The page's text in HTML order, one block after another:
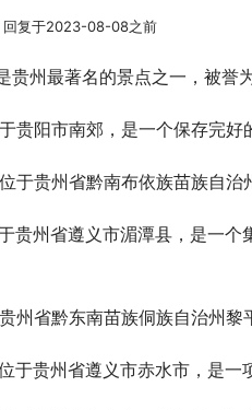
回复于2023-08-08之前
贵州最著名的景点之一，被誉
贵阳市南郊，是一个保存完好
于贵州省黔南布依族苗族自
贵州省遵义市湄潭县，是一
州省黔东南苗族侗族自治州黎
于贵州省遵义市赤水市，是一